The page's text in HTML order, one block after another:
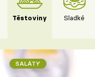
Těstoviny Sladké
SALÁTY